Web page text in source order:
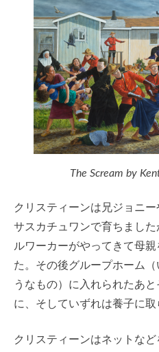
The Scream by
クリスティーンは兄ジョニ
サスカチュワンで育ちまし
ルワーカーがやってきて母
た。その後グループホーム
うなもの）に入れられたあ
に、そしていずれは養子に取
クリスティーンはネットな